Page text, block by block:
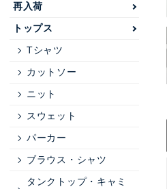
再入荷
トップス
Tシャツ
カットソー
ニット
スウェット
パーカー
ブラウス・シャツ
タンクトップ・キャミ